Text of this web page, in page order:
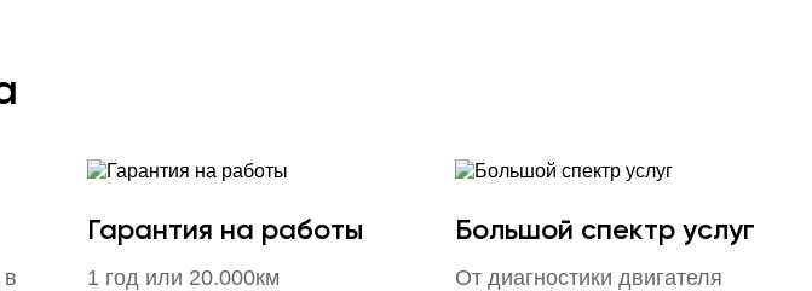
Гарантия на работы
1 год или 20.000км
Большой спектр услуг
От диагностики двигателя